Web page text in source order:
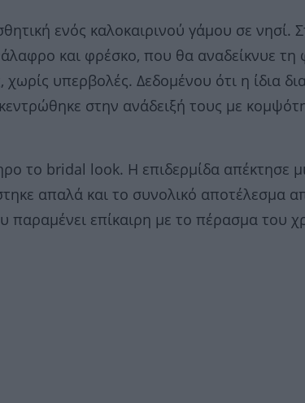
ενός καλοκαιρινού γάμου σε νησί.
και φρέσκο, που θα αναδείκνυε τη
υπερβολές. Δεδομένου ότι η ίδια
στην ανάδειξή τους με
το bridal look. Η επιδερμίδα απέκτησε
απαλά και το συνολικό αποτέλεσμα
παραμένει επίκαιρη με το πέρασμα του